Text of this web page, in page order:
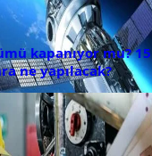
kapanıyor mu? 15
ne yapılacak?